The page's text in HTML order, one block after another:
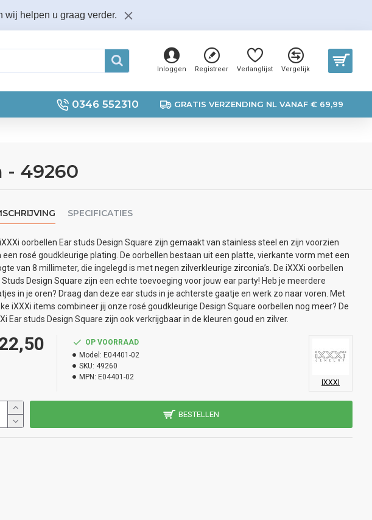
wij helpen u graag verder.
Inloggen Registreer Verlanglijst Vergelijk
0346 552310 GRATIS VERZENDING NL VANAF € 69,99
- 49260
SPECIFICATIES
oorbellen Ear studs Design Square zijn gemaakt van stainless steel en zijn voorzien
een rosé goudkleurige plating. De oorbellen bestaan uit een platte, vierkante vorm met een
van 8 millimeter, die ingelegd is met negen zilverkleurige zirconia’s. De iXXXi oorbellen
Studs Design Square zijn een echte toevoeging voor jouw ear party! Heb je meerdere
in je oren? Draag dan deze ear studs in je achterste gaatje en werk zo naar voren. Met
iXXXi items combineer jij onze rosé goudkleurige Design Square oorbellen nog meer? De
Ear studs Design Square zijn ook verkrijgbaar in de kleuren goud en zilver.
OP VOORRAAD
Model: E04401-02
SKU: 49260
MPN: E04401-02
IXXXI
BESTELLEN